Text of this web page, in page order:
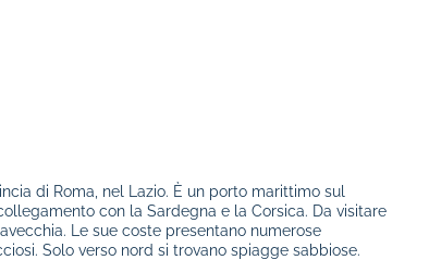
di Roma, nel Lazio. È un porto marittimo sul
con la Sardegna e la Corsica. Da visitare
Le sue coste presentano numerose
Solo verso nord si trovano spiagge sabbiose.